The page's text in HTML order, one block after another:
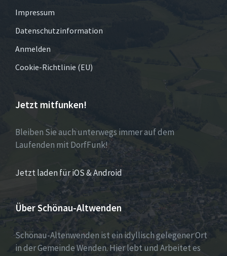
Impressum
Datenschutzinformation
Anmelden
Cookie-Richtlinie (EU)
Jetzt mitfunken!
Bleiben Sie auch unterwegs immer auf dem
Laufenden mit DorfFunk!
Jetzt laden für iOS & Android
Über Schönau-Altwenden
Schönau-Altenwenden ist ein idyllisch gelegener Ort
in der Gemeinde Wenden. Hier lebt und Arbeitet es